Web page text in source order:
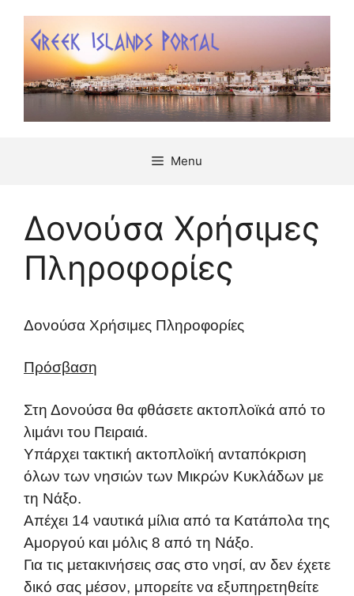
περιεχόμενο
Menu
Δονούσα Χρήσιμες
Πληροφορίες
Δονούσα Χρήσιμες Πληροφορίες
Πρόσβαση
Στη Δονούσα θα φθάσετε ακτοπλοϊκά από το
λιμάνι του Πειραιά.
Υπάρχει τακτική ακτοπλοϊκή ανταπόκριση
όλων των νησιών των Μικρών Κυκλάδων με
τη Νάξο.
Απέχει 14 ναυτικά μίλια από τα Κατάπολα της
Αμοργού και μόλις 8 από τη Νάξο.
Για τις μετακινήσεις σας στο νησί, αν δεν έχετε
δικό σας μέσον, μπορείτε να εξυπηρετηθείτε